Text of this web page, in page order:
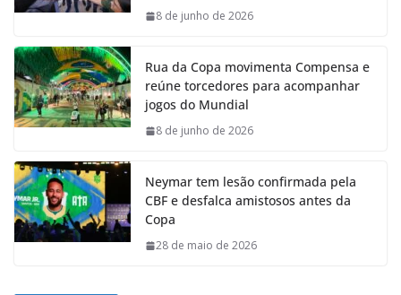
8 de junho de 2026
Rua da Copa movimenta Compensa e
reúne torcedores para acompanhar
jogos do Mundial
8 de junho de 2026
Neymar tem lesão confirmada pela
CBF e desfalca amistosos antes da
Copa
28 de maio de 2026